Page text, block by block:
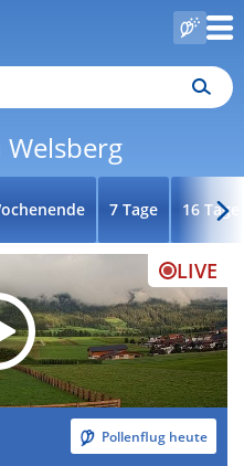
7 Tage 16 Tage
LIVE
Pollenflug heute